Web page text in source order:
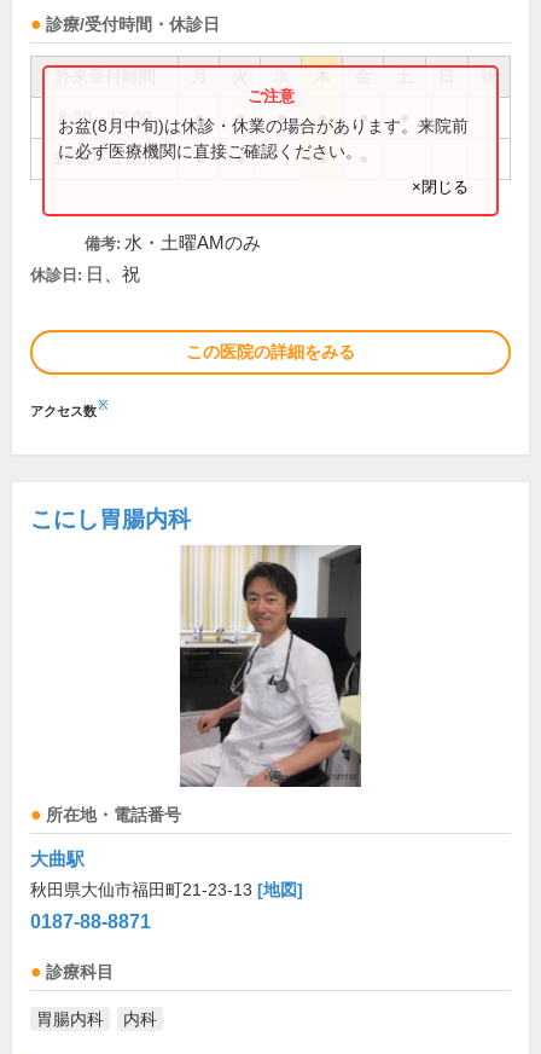
診療/受付時間・休診日
祝
8:20～12:00 ● ● ● ● ●
14:00～17:00 ● ● ●
お盆(8月中旬)は休診・休業の場合があります。来院前
に必ず医療機関に直接ご確認ください。
×閉じる
備考: 水・土曜AMのみ
休診日: 日、祝
この医院の詳細をみる
アクセス数※
こにし胃腸内科
所在地・電話番号
大曲駅
秋田県大仙市福田町21-23-13 [地図]
0187-88-8871
診療科目
胃腸内科 内科